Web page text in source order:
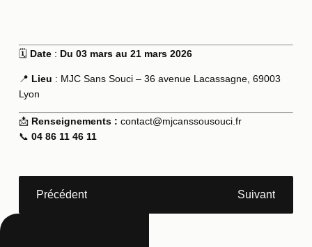
🗓 Date: Du 03 mars au 21 mars 2026
📍 Lieu : MJC Sans Souci – 36 avenue Lacassagne, 69003
Lyon
📩 Renseignements : contact@mjcanssousouci.fr
📞 04 86 11 46 11
Précédent Suivant